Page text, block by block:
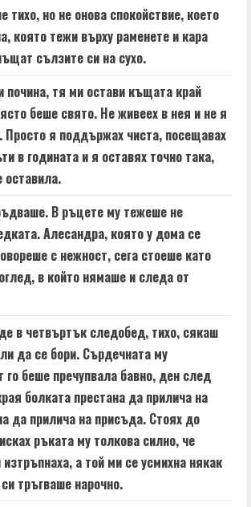
тихо, но не онова спокойствие, което
която тежи върху раменете и кара
сълзите си на сухо.
почина, тя ми остави къщата край
беше свято. Не живеех в нея и не я
Просто я поддържах чиста, посещавах
в годината и я оставях точно така,
оставила.
В ръцете му тежеше не
Алесандра, която у дома се
с нежност, сега стоеше като
в който нямаше и следа от
в четвъртък следобед, тихо, сякаш
да се бори. Сърдечната му
го беше пречупвала бавно, ден след
болката престана да прилича на
да прилича на присъда. Стоях до
ръката му толкова силно, че
а той ми се усмихна някак
тръгваше нарочно.